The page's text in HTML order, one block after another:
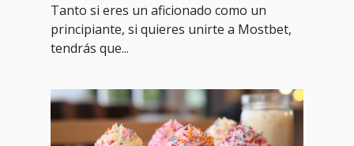
Tanto si eres un aficionado como un
principiante, si quieres unirte a Mostbet,
tendrás que...